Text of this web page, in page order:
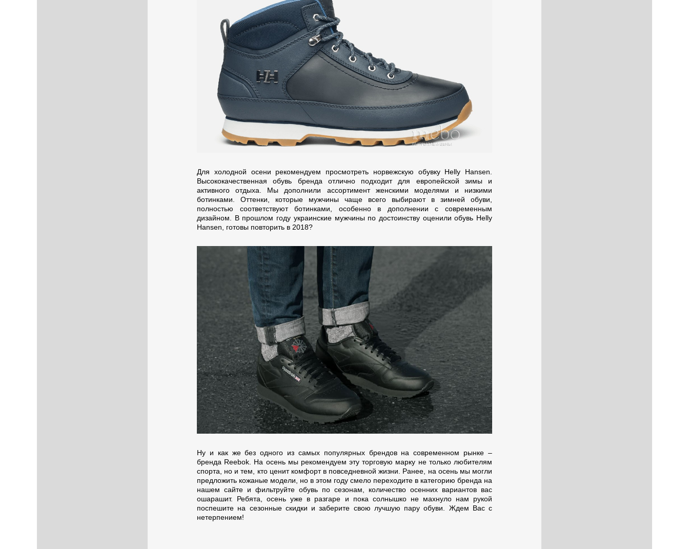
Для холодной осени рекомендуем просмотреть норвежскую обувку Helly Hansen.
Высококачественная обувь бренда отлично подходит для европейской зимы и
активного отдыха. Мы дополнили ассортимент женскими моделями и низкими
ботинками. Оттенки, которые мужчины чаще всего выбирают в зимней обуви,
полностью соответствуют ботинками, особенно в дополнении с современным
дизайном. В прошлом году украинские мужчины по достоинству оценили обувь Helly
Hansen, готовы повторить в 2018?
Ну и как же без одного из самых популярных брендов на современном рынке –
бренда Reebok. На осень мы рекомендуем эту торговую марку не только любителям
спорта, но и тем, кто ценит комфорт в повседневной жизни. Ранее, на осень мы могли
предложить кожаные модели, но в этом году смело переходите в категорию бренда на
нашем сайте и фильтруйте обувь по сезонам, количество осенних вариантов вас
ошарашит. Ребята, осень уже в разгаре и пока солнышко не махнуло нам рукой
поспешите на сезонные скидки и заберите свою лучшую пару обуви. Ждем Вас с
нетерпением!